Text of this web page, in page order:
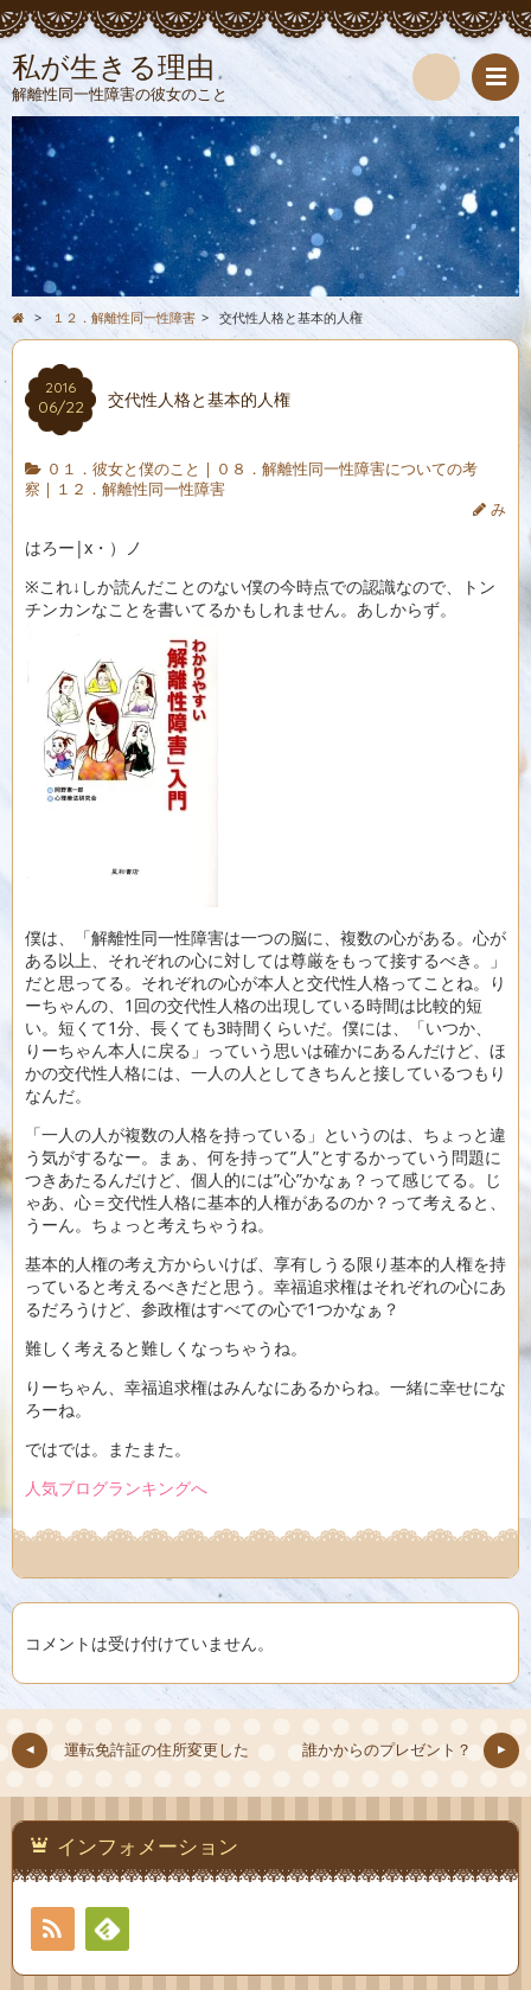
私が生きる理由
解離性同一性障害の彼女のこと
検
索
> １２．解離性同一性障害 > 交代性人格と基本的人権
2016
06/22 交代性人格と基本的人権
０１．彼女と僕のこと | ０８．解離性同一性障害についての考
察 | １２．解離性同一性障害
み
はろー|x・）ノ
※これ↓しか読んだことのない僕の今時点での認識なので、トン
チンカンなことを書いてるかもしれません。あしからず。
僕は、「解離性同一性障害は一つの脳に、複数の心がある。心が
ある以上、それぞれの心に対しては尊厳をもって接するべき。」
だと思ってる。それぞれの心が本人と交代性人格ってことね。り
ーちゃんの、1回の交代性人格の出現している時間は比較的短
い。短くて1分、長くても3時間くらいだ。僕には、「いつか、
りーちゃん本人に戻る」っていう思いは確かにあるんだけど、ほ
かの交代性人格には、一人の人としてきちんと接しているつもり
なんだ。
「一人の人が複数の人格を持っている」というのは、ちょっと違
う気がするなー。まぁ、何を持って”人”とするかっていう問題に
つきあたるんだけど、個人的には”心”かなぁ？って感じてる。じ
ゃあ、心＝交代性人格に基本的人権があるのか？って考えると、
うーん。ちょっと考えちゃうね。
基本的人権の考え方からいけば、享有しうる限り基本的人権を持
っていると考えるべきだと思う。幸福追求権はそれぞれの心にあ
るだろうけど、参政権はすべての心で1つかなぁ？
難しく考えると難しくなっちゃうね。
りーちゃん、幸福追求権はみんなにあるからね。一緒に幸せにな
ろーね。
ではでは。またまた。
人気ブログランキングへ
コメントは受け付けていません。
運転免許証の住所変更した 誰かからのプレゼント？
インフォメーション
Feedly